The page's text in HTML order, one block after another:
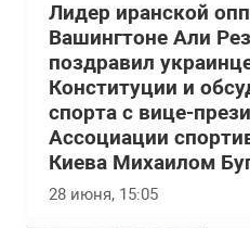
Лидер иранской
Вашингтоне Али
поздравил
Конституции и
спорта с вице-
Ассоциации
Киева Михаилом
28 июня, 15:05